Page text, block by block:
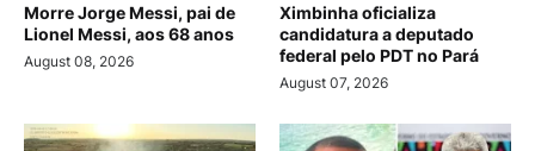
Morre Jorge Messi, pai de
Lionel Messi, aos 68 anos
August 08, 2026
Ximbinha oficializa
candidatura a deputado
federal pelo PDT no Pará
August 07, 2026